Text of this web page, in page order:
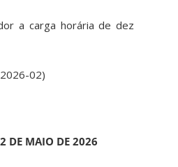
a carga horária de dez
02)
DE MAIO DE 2026